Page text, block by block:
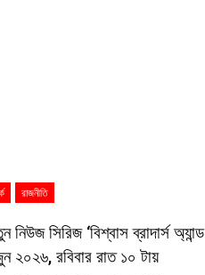
রাজনীতি
সিরিজ ‘বিশ্বাস ব্রাদার্স অ্যান্ড
২০২৬, রবিবার রাত ১০ টায়